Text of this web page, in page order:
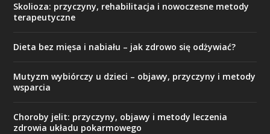
Skolioza: przyczyny, rehabilitacja i nowoczesne metody
terapeutyczne
Dieta bez mięsa i nabiału – jak zdrowo się odżywiać?
Mutyzm wybiórczy u dzieci – objawy, przyczyny i metody
wsparcia
Choroby jelit: przyczyny, objawy i metody leczenia
zdrowia układu pokarmowego